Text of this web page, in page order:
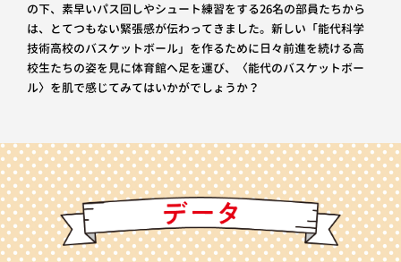
の下、素早いパス回しやシュート練習をする26名の部員たちから
は、とてつもない緊張感が伝わってきました。新しい「能代科学
技術高校のバスケットボール」を作るために日々前進を続ける高
校生たちの姿を見に体育館へ足を運び、〈能代のバスケットボー
ル〉を肌で感じてみてはいかがでしょうか？